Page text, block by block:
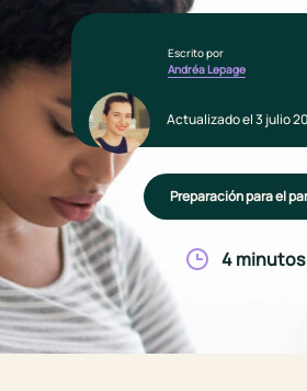
Escrito por
Andréa Lepage
Actualizado el 3 julio
Preparación para el
4 minutos